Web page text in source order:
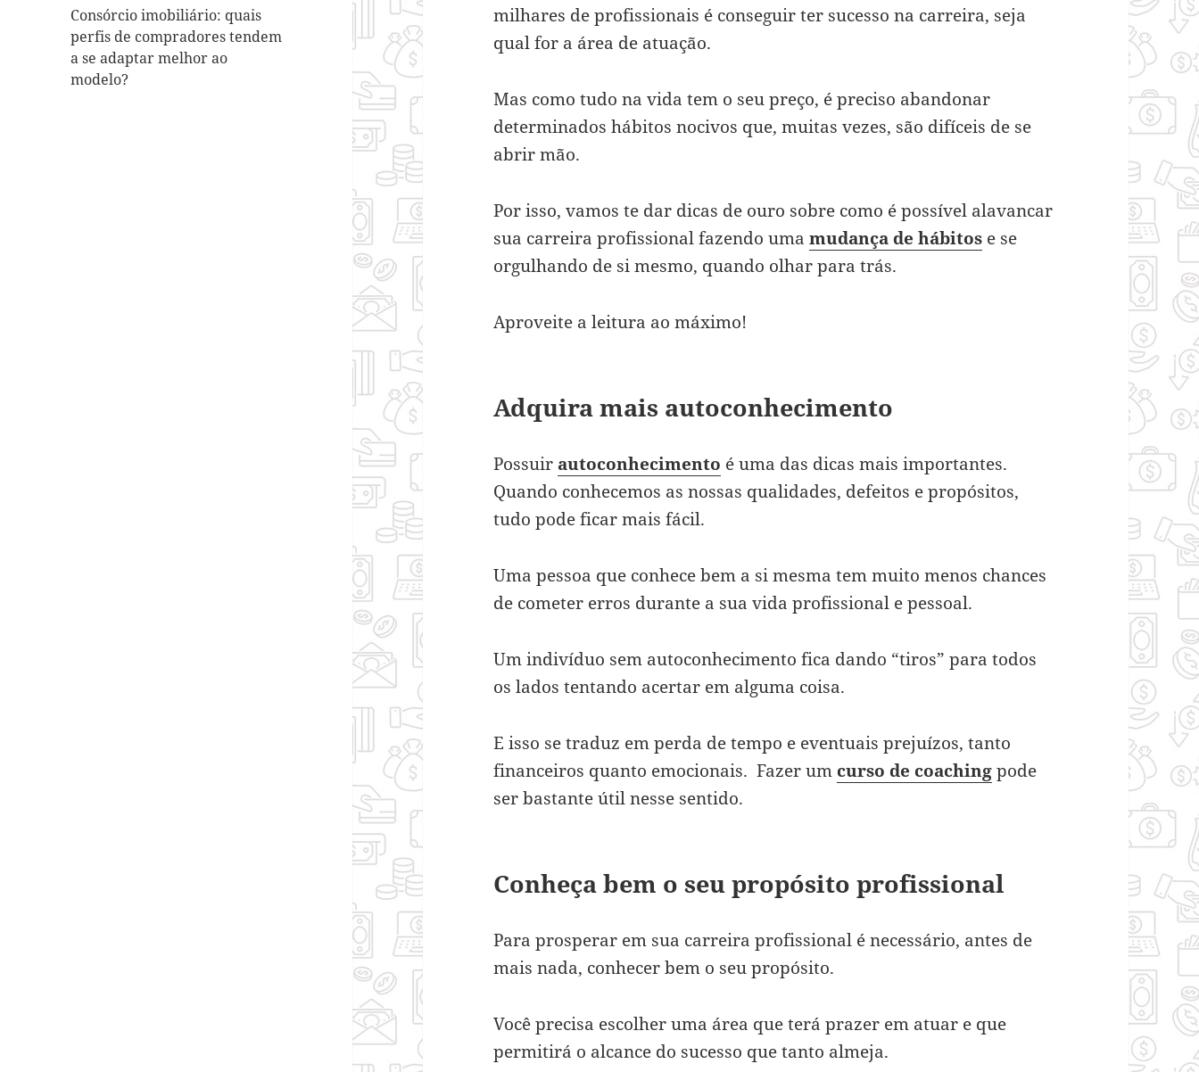
Consórcio imobiliário: quais
perfis de compradores tendem
a se adaptar melhor ao
modelo?
milhares de profissionais é conseguir ter sucesso na carreira, seja
qual for a área de atuação.
Mas como tudo na vida tem o seu preço, é preciso abandonar
determinados hábitos nocivos que, muitas vezes, são difíceis de se
abrir mão.
Por isso, vamos te dar dicas de ouro sobre como é possível alavancar
sua carreira profissional fazendo umamudança de hábitos e se
orgulhando de si mesmo, quando olhar para trás.
Aproveite a leitura ao máximo!
Adquira mais autoconhecimento
Possuir autoconhecimento é uma das dicas mais importantes.
Quando conhecemos as nossas qualidades, defeitos e propósitos,
tudo pode ficar mais fácil.
Uma pessoa que conhece bem a si mesma tem muito menos chances
de cometer erros durante a sua vida profissional e pessoal.
Um indivíduo sem autoconhecimento fica dando “tiros” para todos
os lados tentando acertar em alguma coisa.
E isso se traduz em perda de tempo e eventuais prejuízos, tanto
financeiros quanto emocionais. Fazer um curso de coachingpode
ser bastante útil nesse sentido.
Conheça bem o seu propósito profissional
Para prosperar em sua carreira profissional é necessário, antes de
mais nada, conhecer bem o seu propósito.
Você precisa escolher uma área que terá prazer em atuar e que
permitirá o alcance do sucesso que tanto almeja.